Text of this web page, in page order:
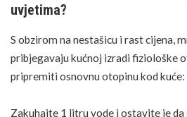
uvjetima?
S obzirom na nestašicu i rast cijena,
pribjegavaju kućnoj izradi fiziološke
pripremiti osnovnu otopinu kod kuće:
Zakuhajte 1 litru vode i ostavite je da